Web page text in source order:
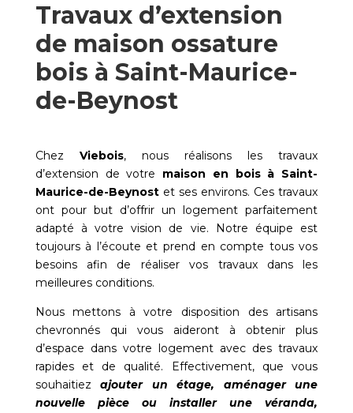
Travaux d’extension
de maison ossature
bois à Saint-Maurice-
de-Beynost
Chez Viebois, nous réalisons les travaux
d’extension de votre maison en bois à Saint-
Maurice-de-Beynostet ses environs. Ces travaux
ont pour but d’offrir un logement parfaitement
adapté à votre vision de vie. Notre équipe est
toujours à l’écoute et prend en compte tous vos
besoins afin de réaliser vos travaux dans les
meilleures conditions.
Nous mettons à votre disposition des artisans
chevronnés qui vous aideront à obtenir plus
d’espace dans votre logement avec des travaux
rapides et de qualité. Effectivement, que vous
souhaitiezajouter un étage, aménager une
nouvelle pièce ou installer une véranda,